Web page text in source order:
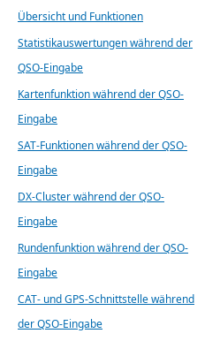
Übersicht und Funktionen
Statistikauswertungen während der
QSO-Eingabe
Kartenfunktion während der QSO-
Eingabe
SAT-Funktionen während der QSO-
Eingabe
DX-Cluster während der QSO-
Eingabe
Rundenfunktion während der QSO-
Eingabe
CAT- und GPS-Schnittstelle während
der QSO-Eingabe